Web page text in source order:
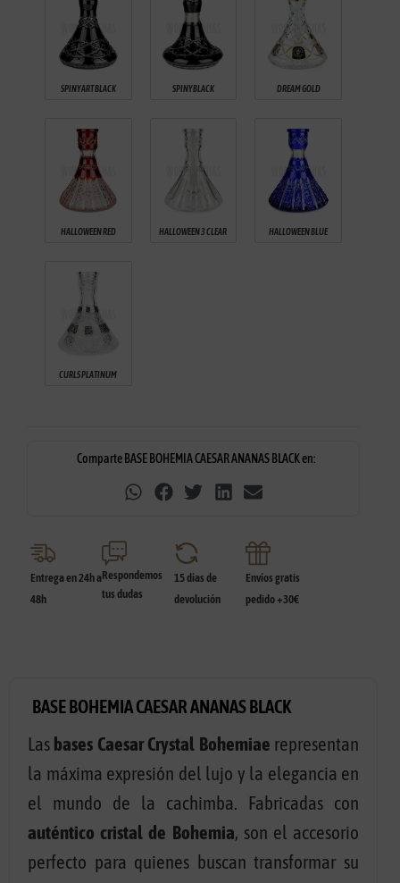
SPINY ART BLACK SPINY BLACK DREAM GOLD
HALLOWEEN RED HALLOWEEN 3 CLEAR HALLOWEEN BLUE
CURLS PLATINUM
Entrega en 24h a
48h
Respondemos
tus dudas
15 días de
devolución
Envíos gratis
pedido +30€
Comparte BASE BOHEMIA CAESAR ANANAS BLACK en:
BASE BOHEMIA CAESAR ANANAS BLACK
Las bases Caesar Crystal Bohemiae representan
la máxima expresión del lujo y la elegancia en
el mundo de la cachimba. Fabricadas con
auténtico cristal de Bohemia, son el accesorio
perfecto para quienes buscan transformar su